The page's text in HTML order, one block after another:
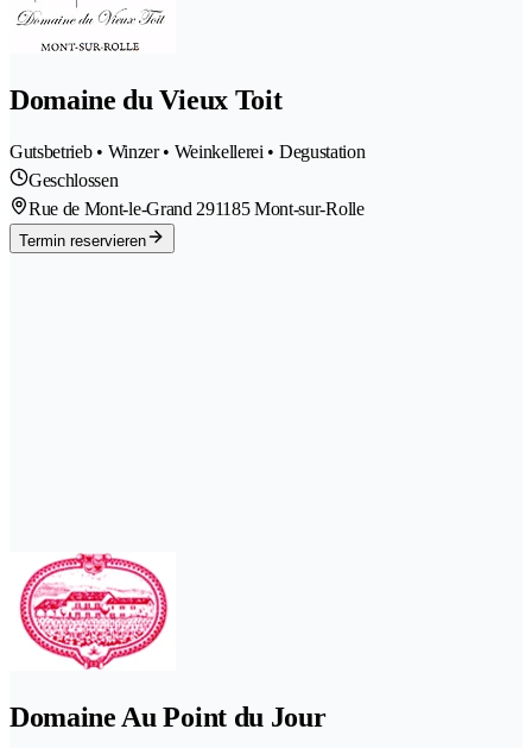
Domaine du Vieux Toit
Gutsbetrieb • Winzer • Weinkellerei • Degustation
Geschlossen
Rue de Mont-le-Grand 291185 Mont-sur-Rolle
Termin reservieren
Domaine Au Point du Jour